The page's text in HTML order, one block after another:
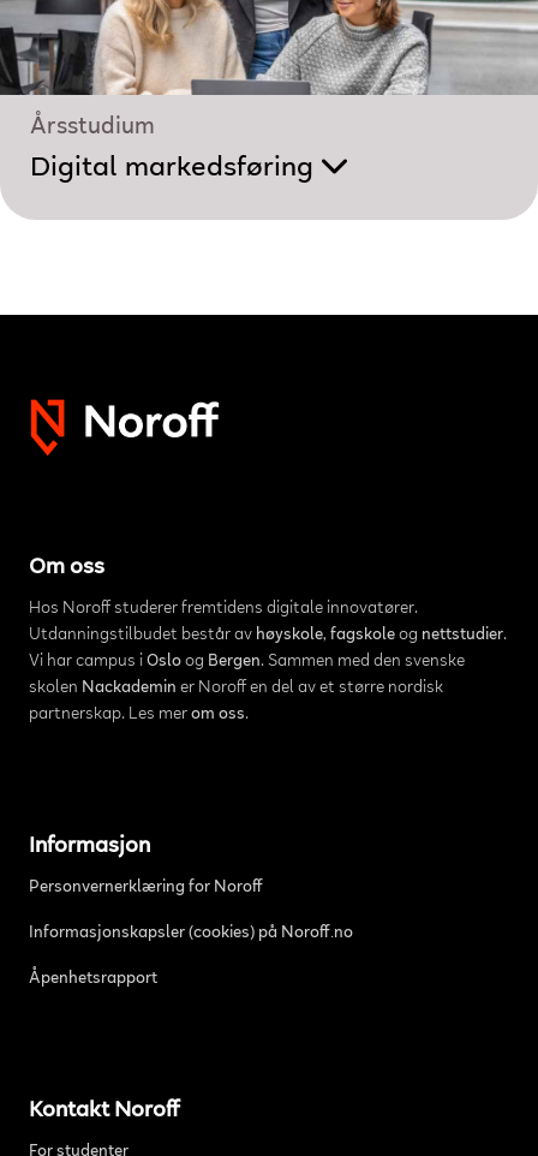
Årsstudium
Digital markedsføring
Om oss
Hos Noroff studerer fremtidens digitale innovatører.
Utdanningstilbudet består av høyskole, fagskoleog nettstudier.
Vi har campus i Osloog Bergen. Sammen med den svenske
skolen Nackademin er Noroff en del av et større nordisk
partnerskap. Les mer om oss.
Informasjon
Personvernerklæring for Noroff
Informasjonskapsler (cookies) på Noroff.no
Åpenhetsrapport
Kontakt Noroff
For studenter